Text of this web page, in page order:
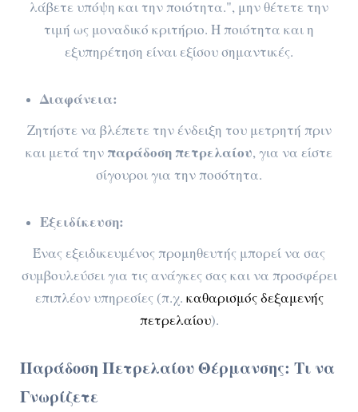
λάβετε υπόψη και την ποιότητα.", μην θέτετε την
τιμή ως μοναδικό κριτήριο. Η ποιότητα και η
εξυπηρέτηση είναι εξίσου σημαντικές.
Διαφάνεια:
Ζητήστε να βλέπετε την ένδειξη του μετρητή πριν
και μετά την παράδοση πετρελαίου, για να είστε
σίγουροι για την ποσότητα.
Εξειδίκευση:
Ένας εξειδικευμένος προμηθευτής μπορεί να σας
συμβουλεύσει για τις ανάγκες σας και να προσφέρει
επιπλέον υπηρεσίες (π.χ. καθαρισμός δεξαμενής
πετρελαίου).
Παράδοση Πετρελαίου Θέρμανσης: Τι να
Γνωρίζετε